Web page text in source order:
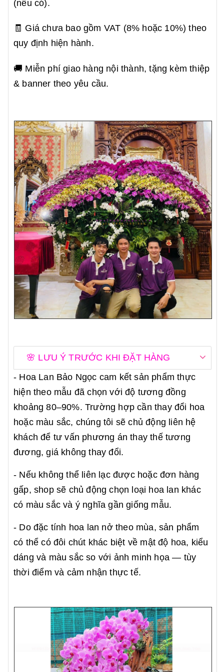
(nếu có).
🧾 Giá chưa bao gồm VAT (8% hoặc 10%) theo
quy định hiện hành.
🚚 Miễn phí giao hàng nội thành, tặng kèm thiệp
& banner theo yêu cầu.
🌸 LƯU Ý TRƯỚC KHI ĐẶT HÀNG
- Hoa Lan Bảo Ngọc cam kết sản phẩm thực
hiện theo mẫu đã chọn với độ tương đồng
khoảng 80–90%. Trường hợp cần thay đổi hoa
hoặc màu sắc, chúng tôi sẽ chủ động liên hệ
khách để tư vấn phương án thay thế tương
đương, giá không thay đổi.
- Nếu không thể liên lạc được hoặc đơn hàng
gấp, shop sẽ chủ động chọn loại hoa lan khác
có màu sắc và ý nghĩa gần giống mẫu.
- Do đặc tính hoa lan nở theo mùa, sản phẩm
có thể có đôi chút khác biệt về mật độ hoa, kiểu
dáng và màu sắc so với ảnh minh họa — tùy
thời điểm và cảm nhận thực tế.